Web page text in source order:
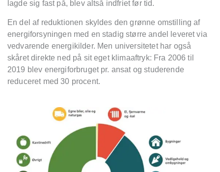
lagde sig fast på, blev altså indfriet før tid.
En del af reduktionen skyldes den grønne omstilling af
energiforsyningen med en stadig større andel leveret via
vedvarende energikilder. Men universitetet har også
skåret direkte ned på sit eget klimaaftryk: Fra 2006 til
2019 blev energiforbruget pr. ansat og studerende
reduceret med 30 procent.